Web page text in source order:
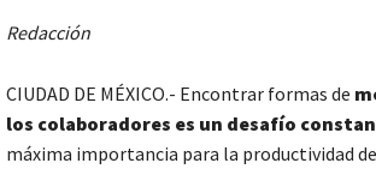
Redacción
CIUDAD DE MÉXICO.- Encontrar formas de
los colaboradores es un desafío
máxima importancia para la productividad